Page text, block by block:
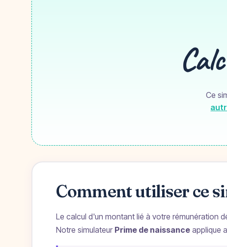
Ce
Comment utiliser ce
Le calcul d'un montant lié à votre rémunération
Notre simulateur Prime de naissanceapplique